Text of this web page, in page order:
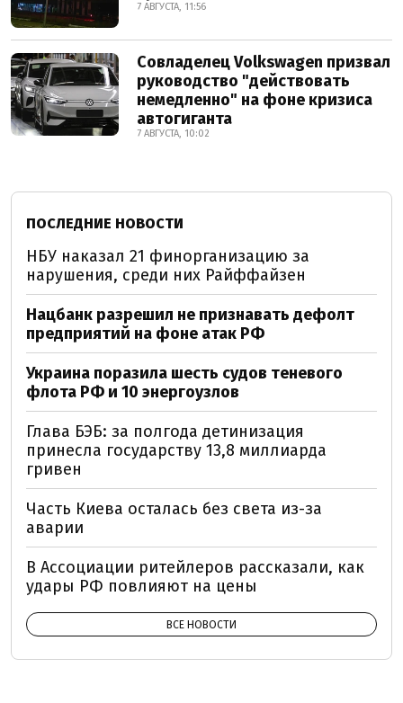
7 АВГУСТА, 11:56
Совладелец Volkswagen призвал
руководство "действовать
немедленно" на фоне кризиса
автогиганта
7 АВГУСТА, 10:02
ПОСЛЕДНИЕ НОВОСТИ
НБУ наказал 21 финорганизацию за
нарушения, среди них Райффайзен
Нацбанк разрешил не признавать дефолт
предприятий на фоне атак РФ
Украина поразила шесть судов теневого
флота РФ и 10 энергоузлов
Глава БЭБ: за полгода детинизация
принесла государству 13,8 миллиарда
гривен
Часть Киева осталась без света из-за
аварии
В Ассоциации ритейлеров рассказали, как
удары РФ повлияют на цены
ВСЕ НОВОСТИ